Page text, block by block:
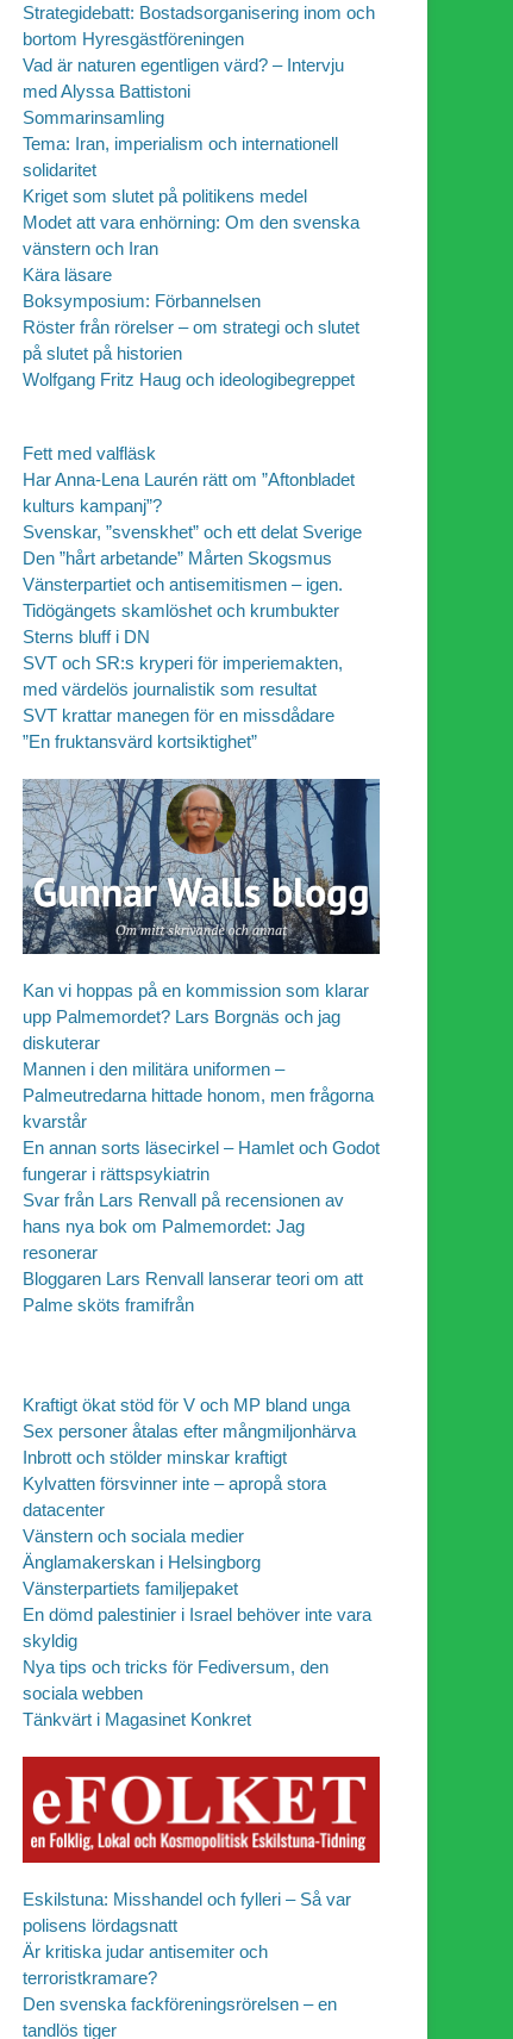
Strategidebatt: Bostadsorganisering inom och
bortom Hyresgästföreningen
Vad är naturen egentligen värd? – Intervju
med Alyssa Battistoni
Sommarinsamling
Tema: Iran, imperialism och internationell
solidaritet
Kriget som slutet på politikens medel
Modet att vara enhörning: Om den svenska
vänstern och Iran
Kära läsare
Boksymposium: Förbannelsen
Röster från rörelser – om strategi och slutet
på slutet på historien
Wolfgang Fritz Haug och ideologibegreppet
Fett med valfläsk
Har Anna-Lena Laurén rätt om ”Aftonbladet
kulturs kampanj”?
Svenskar, ”svenskhet” och ett delat Sverige
Den ”hårt arbetande” Mårten Skogsmus
Vänsterpartiet och antisemitismen – igen.
Tidögängets skamlöshet och krumbukter
Sterns bluff i DN
SVT och SR:s kryperi för imperiemakten,
med värdelös journalistik som resultat
SVT krattar manegen för en missdådare
”En fruktansvärd kortsiktighet”
Kan vi hoppas på en kommission som klarar
upp Palmemordet? Lars Borgnäs och jag
diskuterar
Mannen i den militära uniformen –
Palmeutredarna hittade honom, men frågorna
kvarstår
En annan sorts läsecirkel – Hamlet och Godot
fungerar i rättspsykiatrin
Svar från Lars Renvall på recensionen av
hans nya bok om Palmemordet: Jag
resonerar
Bloggaren Lars Renvall lanserar teori om att
Palme sköts framifrån
Kraftigt ökat stöd för V och MP bland unga
Sex personer åtalas efter mångmiljonhärva
Inbrott och stölder minskar kraftigt
Kylvatten försvinner inte – apropå stora
datacenter
Vänstern och sociala medier
Änglamakerskan i Helsingborg
Vänsterpartiets familjepaket
En dömd palestinier i Israel behöver inte vara
skyldig
Nya tips och tricks för Fediversum, den
sociala webben
Tänkvärt i Magasinet Konkret
Eskilstuna: Misshandel och fylleri – Så var
polisens lördagsnatt
Är kritiska judar antisemiter och
terroristkramare?
Den svenska fackföreningsrörelsen – en
tandlös tiger